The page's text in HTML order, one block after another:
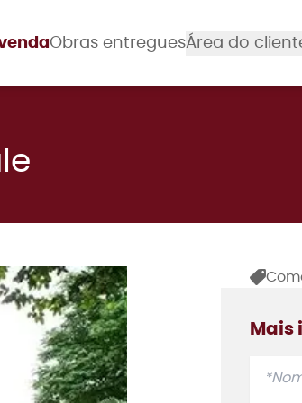
Obras entreguesÁrea do
Mais